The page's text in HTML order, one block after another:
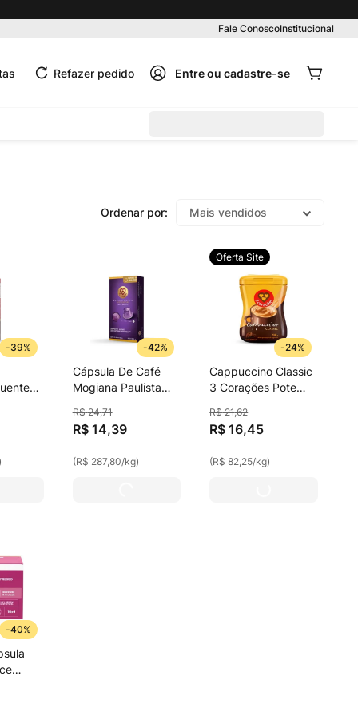
Fale ConoscoInstitucional
Refazer pedido
Mais vendidos
-39% -42%
Cápsula De Café
Mogiana Paulista
Nespresso 3
Corações 10
R$ 24,71
R$ 14,39
(R$ 287,80/kg)
Oferta Site
-24%
Cappuccino Classic
3 Corações Pote
R$ 21,62
R$ 16,45
(R$ 82,25/kg)
-40%